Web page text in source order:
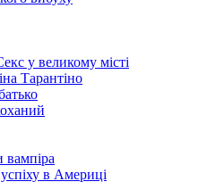
у великому місті
Тарантіно
в Америці